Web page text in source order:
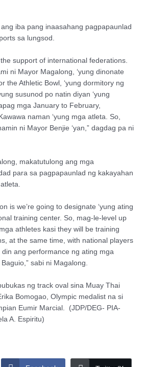
iba pang inaasahang pagpapaunlad
sa lungsod.
support of international federations.
ni Mayor Magalong, ‘yung dinonate
the Athletic Bowl, ‘yung dormitory ng
susunod po natin diyan ‘yung
mga January to February,
naman ‘yung mga atleta. So,
ni Mayor Benjie ‘yan,” dagdag pa ni
makatutulong ang mga
para sa pagpapaunlad ng kakayahan
is we’re going to designate ‘yung ating
training center. So, mag-le-level up
athletes kasi they will be training
at the same time, with national players
ang performance ng ating mga
sabi ni Magalong.
ng track oval sina Muay Thai
Bomogao, Olympic medalist na si
Eumir Marcial. (JDP/DEG- PIA-
A. Espiritu)